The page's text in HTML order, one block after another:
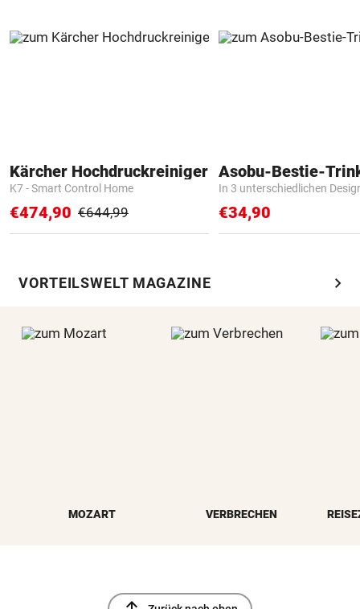
Kärcher Hochdruckreiniger
K7 - Smart Control Home
€474,90 €644,99
Asobu-Bestie-
In 3 unterschiedlichen
€34,90
VORTEILSWELT MAGAZINE chevron_right
MOZART VERBRECHEN